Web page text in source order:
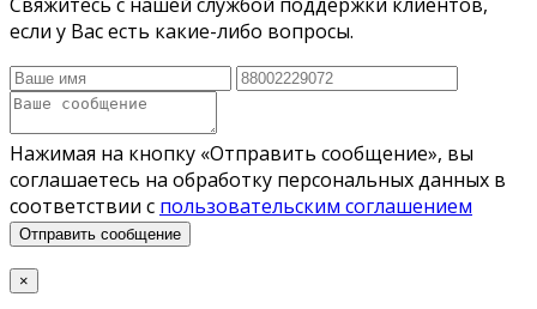
если у Вас есть какие-либо вопросы.
Нажимая на кнопку «Отправить сообщение», вы
соглашаетесь на обработку персональных данных в
соответствии с пользовательским соглашением
Отправить сообщение
×